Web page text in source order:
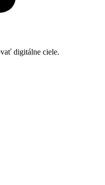
digitálne ciele.